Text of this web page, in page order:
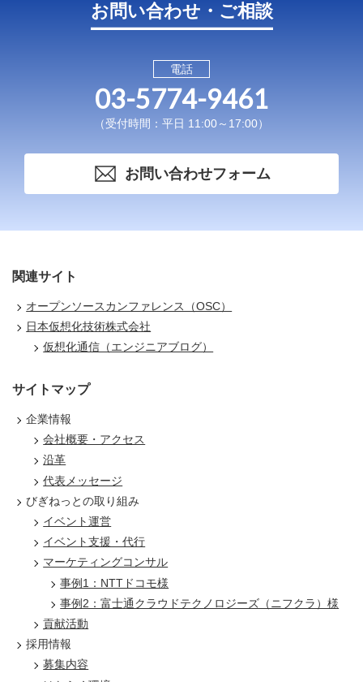
お問い合わせ・ご相談
電話
03-5774-9461
（受付時間：平日 11:00～17:00）
お問い合わせフォーム
関連サイト
オープンソースカンファレンス（OSC）
日本仮想化技術株式会社
仮想化通信（エンジニアブログ）
サイトマップ
企業情報
会社概要・アクセス
沿革
代表メッセージ
びぎねっとの取り組み
イベント運営
イベント支援・代行
マーケティングコンサル
事例1：NTTドコモ様
事例2：富士通クラウドテクノロジーズ（ニフクラ）様
貢献活動
採用情報
募集内容